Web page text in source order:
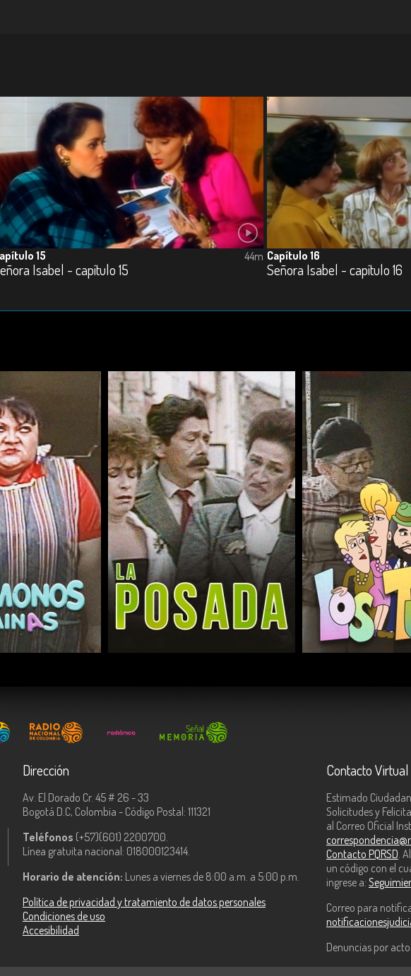
15
Isabel - capítulo 15
44m Capítulo 16
Señora Isabel - capítulo 16
COMPARTIR
Dirección
Av. El Dorado Cr. 45 # 26 - 33
Bogotá D.C, Colombia - Código Postal: 111321
Teléfonos (+57)(601) 2200700.
Línea gratuita nacional: 018000123414.
Horario de atención: Lunes a viernes de 8:00 a.m. a 5:00 p.m.
Política de privacidad y tratamiento de datos personales
Condiciones de uso
Accesibilidad
Contacto Virtual
Estimado
Solicitudes y
al Correo Oficial
Contacto PQRSD .
un código con el
ingrese a:
Correo para
Denuncias por